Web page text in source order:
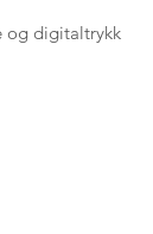
og digitaltrykk